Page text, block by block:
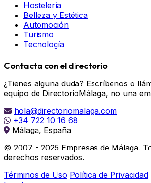
Hostelería
Belleza y Estética
Automoción
Turismo
Tecnología
Contacta con el directorio
¿Tienes alguna duda? Escríbenos o
equipo de DirectorioMálaga, no una
hola@directoriomalaga.com
+34 722 10 16 68
Málaga, España
© 2007 - 2025 Empresas de Málaga.
derechos reservados.
Términos de Uso Política de Privacidad